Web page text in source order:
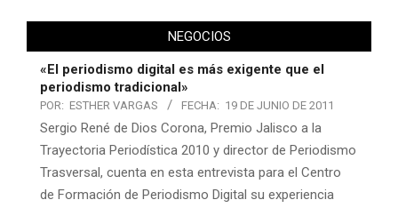
NEGOCIOS
«El periodismo digital es más exigente que el
periodismo tradicional»
POR: ESTHER VARGAS FECHA: 19 DE JUNIO DE 2011
Sergio René de Dios Corona, Premio Jalisco a la
Trayectoria Periodística 2010 y director de Periodismo
Trasversal, cuenta en esta entrevista para el Centro
de Formación de Periodismo Digital su experiencia